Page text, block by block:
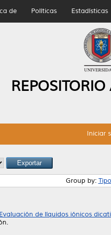
de Políticas Estadísticas
Iniciar
Group by:
Evaluación de líquidos iónicos